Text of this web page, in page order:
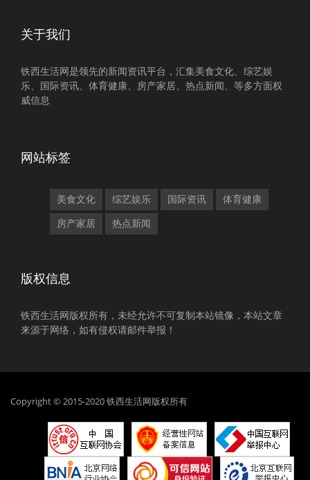
关于我们
铁西生活网是领先的新闻资讯平台，汇集美食文化、综艺娱
乐、国际资讯、体育健康、房产家居、热点新闻、等多方面权
威信息
网站标签
美食文化 综艺娱乐 国际资讯 体育健康
房产家居 热点新闻
版权信息
铁西生活网版权所有，未经允许不可复制本站镜像，本站文章
来源于网络，如有侵权请邮件举报！
Copyright © 2015-2020 铁西生活网版权所有